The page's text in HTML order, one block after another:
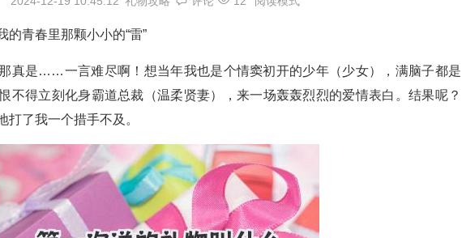
的青春里那颗小小的“雷”
真是……一言难尽啊！想当年我也是个情窦初开的少年（少女），满脑子都是
不得立刻化身霸道总裁（温柔贤妻），来一场轰轰烈烈的爱情表白。结果呢？
打了我一个措手不及。